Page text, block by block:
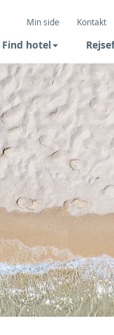
Min side Kontakt
Find hotel